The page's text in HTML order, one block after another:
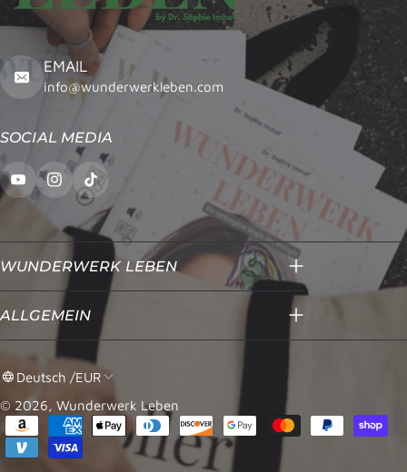
EMAIL
info@wunderwerkleben.com
SOCIAL MEDIA
WUNDERWERK LEBEN
ALLGEMEIN
Deutsch /EUR
© 2026, Wunderwerk Leben